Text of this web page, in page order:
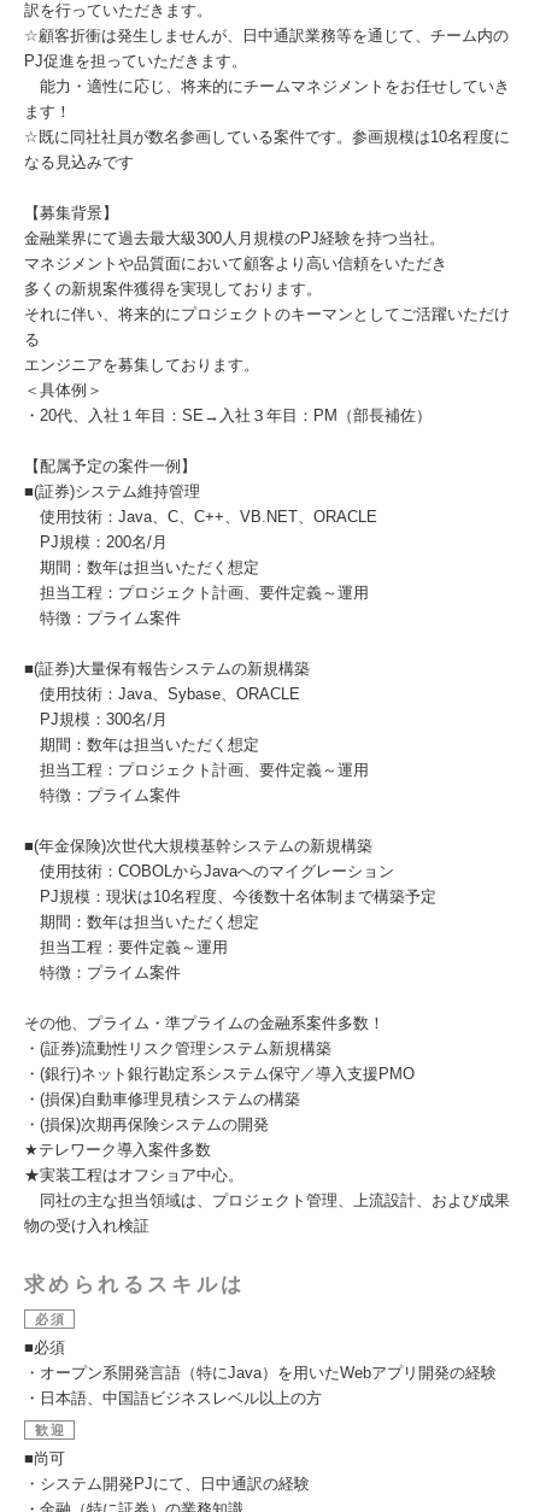
訳を行っていただきます。
☆顧客折衝は発生しませんが、日中通訳業務等を通じて、チーム内の
PJ促進を担っていただきます。
能力・適性に応じ、将来的にチームマネジメントをお任せしていき
ます！
☆既に同社社員が数名参画している案件です。参画規模は10名程度に
なる見込みです
【募集背景】
金融業界にて過去最大級300人月規模のPJ経験を持つ当社。
マネジメントや品質面において顧客より高い信頼をいただき
多くの新規案件獲得を実現しております。
それに伴い、将来的にプロジェクトのキーマンとしてご活躍いただけ
る
エンジニアを募集しております。
＜具体例＞
・20代、入社１年目：SE→入社３年目：PM（部長補佐）
【配属予定の案件一例】
■(証券)システム維持管理
使用技術：Java、C、C++、VB.NET、ORACLE
PJ規模：200名/月
期間：数年は担当いただく想定
担当工程：プロジェクト計画、要件定義～運用
特徴：プライム案件
■(証券)大量保有報告システムの新規構築
使用技術：Java、Sybase、ORACLE
PJ規模：300名/月
期間：数年は担当いただく想定
担当工程：プロジェクト計画、要件定義～運用
特徴：プライム案件
■(年金保険)次世代大規模基幹システムの新規構築
使用技術：COBOLからJavaへのマイグレーション
PJ規模：現状は10名程度、今後数十名体制まで構築予定
期間：数年は担当いただく想定
担当工程：要件定義～運用
特徴：プライム案件
その他、プライム・準プライムの金融系案件多数！
・(証券)流動性リスク管理システム新規構築
・(銀行)ネット銀行勘定系システム保守／導入支援PMO
・(損保)自動車修理見積システムの構築
・(損保)次期再保険システムの開発
★テレワーク導入案件多数
★実装工程はオフショア中心。
同社の主な担当領域は、プロジェクト管理、上流設計、および成果
物の受け入れ検証
求められるスキルは
必須
■必須
・オープン系開発言語（特にJava）を用いたWebアプリ開発の経験
・日本語、中国語ビジネスレベル以上の方
歓迎
■尚可
・システム開発PJにて、日中通訳の経験